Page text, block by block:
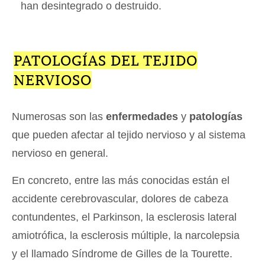
han desintegrado o destruido.
PATOLOGÍAS DEL TEJIDO
NERVIOSO
Numerosas son las enfermedades y patologías
que pueden afectar al tejido nervioso y al sistema
nervioso en general.
En concreto, entre las más conocidas están el
accidente cerebrovascular, dolores de cabeza
contundentes, el Parkinson, la esclerosis lateral
amiotrófica, la esclerosis múltiple, la narcolepsia
y el llamado Síndrome de Gilles de la Tourette.